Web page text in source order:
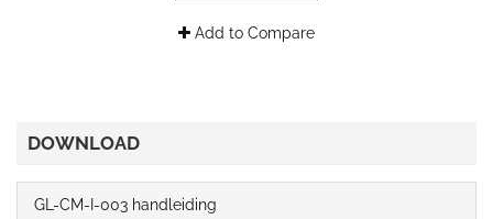
Add to Compare
DOWNLOAD
GL-CM-I-003 handleiding